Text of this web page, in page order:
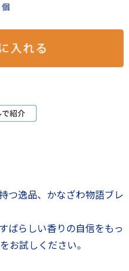
個
つ逸品、かなざわ物語ブレ
ばらしい香りの自信をもっ
お試しください。